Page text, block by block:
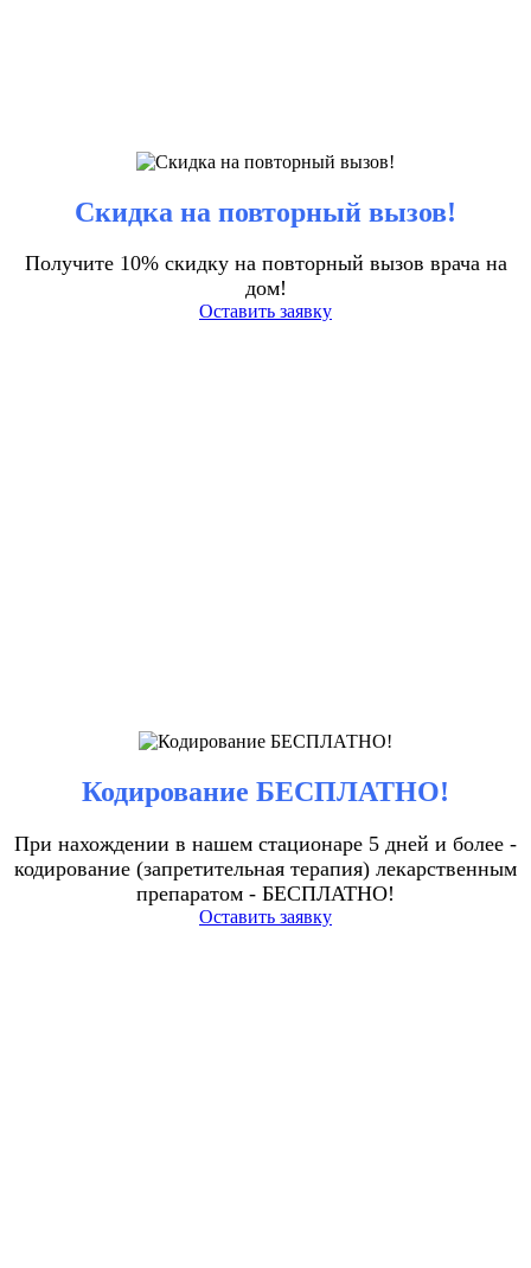
Скидка на повторный вызов!
Получите 10% скидку на повторный вызов врача на
дом!
Оставить заявку
Кодирование БЕСПЛАТНО!
При нахождении в нашем стационаре 5 дней и более -
кодирование (запретительная терапия) лекарственным
препаратом - БЕСПЛАТНО!
Оставить заявку